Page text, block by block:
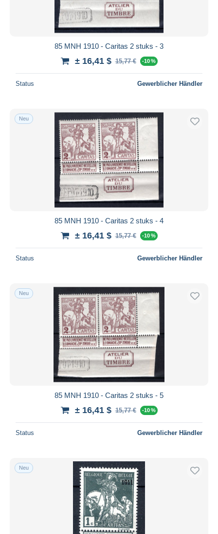
85 MNH 1910 - Caritas 2 stuks - 3
± 16,41 $ 15,77 € -10 %
Status Gewerblicher Händler
Neu
85 MNH 1910 - Caritas 2 stuks - 4
± 16,41 $ 15,77 € -10 %
Status Gewerblicher Händler
Neu
85 MNH 1910 - Caritas 2 stuks - 5
± 16,41 $ 15,77 € -10 %
Status Gewerblicher Händler
Neu